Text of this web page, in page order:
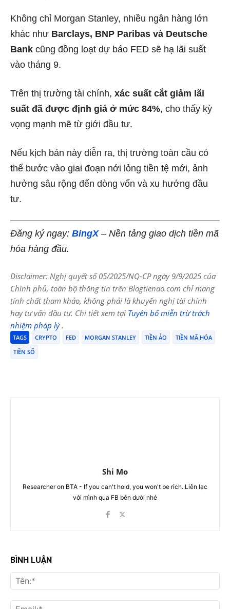
Không chỉ Morgan Stanley, nhiều ngân hàng lớn
khác như Barclays, BNP Paribas và Deutsche
Bank cũng đồng loạt dự báo FED sẽ hạ lãi suất
vào tháng 9.
Trên thị trường tài chính, xác suất cắt giảm lãi
suất đã được định giá ở mức 84%, cho thấy kỳ
vọng mạnh mẽ từ giới đầu tư.
Nếu kịch bản này diễn ra, thị trường toàn cầu có
thể bước vào giai đoạn nới lỏng tiền tệ mới, ảnh
hưởng sâu rộng đến dòng vốn và xu hướng đầu
tư.
Đăng ký ngay: BingX– Nền tảng giao dịch tiền mã
hóa hàng đầu.
Disclaimer: Nghị quyết số 05/2025/NQ-CP ngày 9/9/2025 của
Chính phủ, toàn bộ thông tin trên Blogtienao.com chỉ mang
tính chất tham khảo, không phải là khuyến nghị tài chính
hay tư vấn đầu tư. Chi tiết xem tại Tuyên bố miễn trừ trách
nhiệm pháp lý.
TAGS CRYPTO FED MORGAN STANLEY TIỀN ẢO
TIỀN MÃ HÓA
TIỀN SỐ
Shi Mo
Researcher on BTA - If you can't hold, you won't be rich. Liên lạc
với mình qua FB bên dưới nhé
BÌNH LUẬN